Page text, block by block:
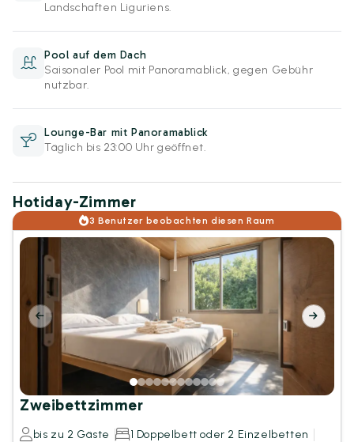
Landschaften Liguriens.
Pool auf dem Dach
Saisonaler Pool mit Panoramablick, gegen Gebühr
nutzbar.
Lounge-Bar mit Panoramablick
Täglich bis 23:00 Uhr geöffnet.
Hotiday-Zimmer
3 Benutzer beobachten diesen Raum
Zweibettzimmer
bis zu 2 Gäste
1 Doppelbett oder 2 Einzelbetten